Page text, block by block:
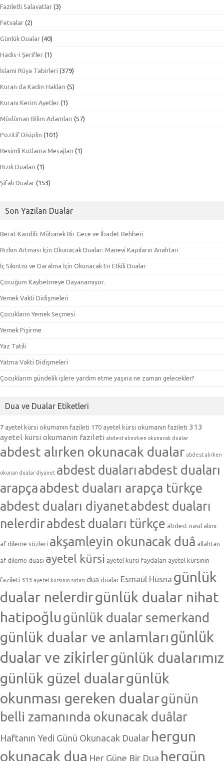
Faziletli Salavatlar (3)
Fetvalar (2)
Günlük Dualar (40)
Hadis-i Şerifler (1)
İslami Rüya Tabirleri (379)
Kuran da Kadın Hakları (5)
Kuranı Kerim Ayetler (1)
Müslüman Bilim Adamları (57)
Pozitif Disiplin (101)
Resimli Kutlama Mesajları (1)
Rızık Duaları (1)
Şifalı Dualar (153)
Son Yazılan Dualar
Berat Kandili: Mübarek Bir Gece ve İbadet Rehberi
Rızkın Artması İçin Okunacak Dualar: Manevi Kapıların Anahtarı
İç Sıkıntısı ve Daralma İçin Okunacak En Etkili Dualar
Çocuğum Kaybetmeye Dayanamıyor.
Yemek Vakti Didişmeleri
Çocukların Yemek Seçmesi
Yemek Pişirme
Yaz Tatili
Yatma Vakti Didişmeleri
Çocuklarım gündelik işlere yardım etme yaşına ne zaman gelecekler?
Dua ve Dualar Etiketleri
7 ayetel kürsi okumanın fazileti 170 ayetel kürsi okumanın fazileti 313
ayetel kürsi okumanın fazileti abdest alınırken okunacak dualar
abdest alırken okunacak dualar abdest alırken
okunan dualar diyanet abdest dualarıabdest duaları
arapçaabdest duaları arapça türkçe
abdest duaları diyanetabdest duaları
nelerdirabdest duaları türkçe abdest nasıl alınır
af dileme sözleri akşamleyin okunacak duâ allahtan
af dileme duası ayetel kürsi ayetel kürsi faydaları ayetel kürsinin
fazileti 313 ayetel kürsinin sırları dua dualar Esmaül Hüsna günlük
dualar nelerdirgünlük dualar nihat
hatipoğlu günlük dualar semerkand
günlük dualar ve anlamlarıgünlük
dualar ve zikirlergünlük dualarımız
günlük güzel dualargünlük
okunması gereken dualargünün
belli zamanında okunacak duâlar
Haftanın Yedi Günü Okunacak Dualar hergun
okunacak dua Her Güne Bir Dua hergün